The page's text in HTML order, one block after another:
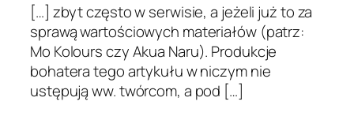
[…] zbyt często w ser­wisie, a jeżeli już to za
sprawą wartoś­ciowych mate­ri­ałów (patrz:
Mo Kolours czy Akua Naru). Pro­dukcje
bohat­era tego artykułu w niczym nie
ustępują ww. twór­com, a pod […]